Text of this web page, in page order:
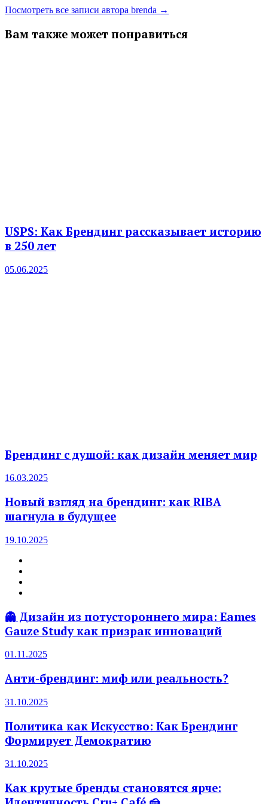
Посмотреть все записи автора brenda →
Вам также может понравиться
USPS: Как Брендинг рассказывает историю
в 250 лет
05.06.2025
Брендинг с душой: как дизайн меняет мир
16.03.2025
Новый взгляд на брендинг: как RIBA
шагнула в будущее
19.10.2025
👻 Дизайн из потустороннего мира: Eames
Gauze Study как призрак инноваций
01.11.2025
Анти-брендинг: миф или реальность?
31.10.2025
Политика как Искусство: Как Брендинг
Формирует Демократию
31.10.2025
Как крутые бренды становятся ярче: